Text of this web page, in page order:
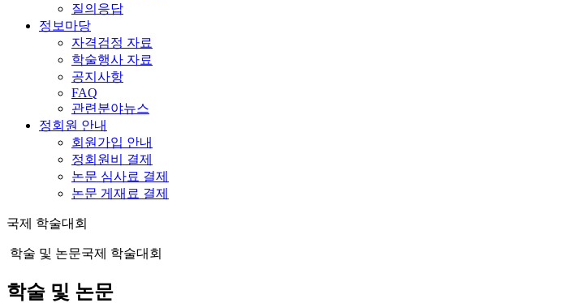
질의응답
정보마당
자격검정 자료
학술행사 자료
공지사항
FAQ
관련분야뉴스
정회원 안내
회원가입 안내
정회원비 결제
논문 심사료 결제
논문 게재료 결제
국제 학술대회
학술 및 논문국제 학술대회
학술 및 논문